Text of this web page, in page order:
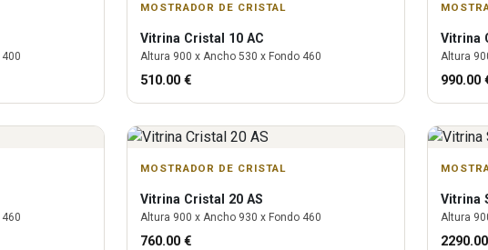
400
MOSTRADOR DE CRISTAL
Vitrina Cristal 10 AC
Altura 900 x Ancho 530 x Fondo 460
510.00 €
Vitrina
Altura
990.00
460
MOSTRADOR DE CRISTAL
Vitrina Cristal 20 AS
Altura 900 x Ancho 930 x Fondo 460
760.00 €
Vitrina
Altura
2290.00